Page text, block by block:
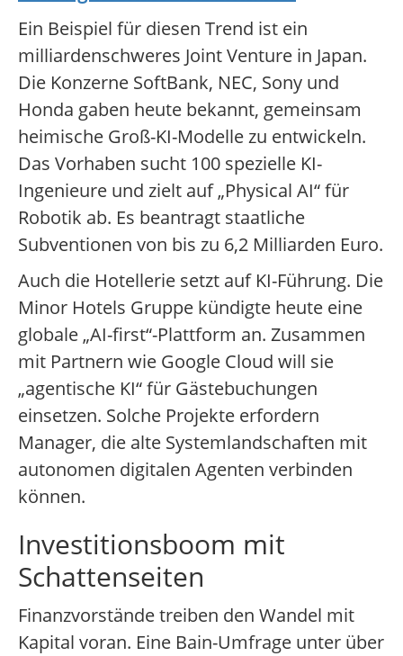
Ein Beispiel für diesen Trend ist ein
milliardenschweres Joint Venture in Japan.
Die Konzerne SoftBank, NEC, Sony und
Honda gaben heute bekannt, gemeinsam
heimische Groß-KI-Modelle zu entwickeln.
Das Vorhaben sucht 100 spezielle KI-
Ingenieure und zielt auf „Physical AI“ für
Robotik ab. Es beantragt staatliche
Subventionen von bis zu 6,2 Milliarden Euro.
Auch die Hotellerie setzt auf KI-Führung. Die
Minor Hotels Gruppe kündigte heute eine
globale „AI-first“-Plattform an. Zusammen
mit Partnern wie Google Cloud will sie
„agentische KI“ für Gästebuchungen
einsetzen. Solche Projekte erfordern
Manager, die alte Systemlandschaften mit
autonomen digitalen Agenten verbinden
können.
Investitionsboom mit
Schattenseiten
Finanzvorstände treiben den Wandel mit
Kapital voran. Eine Bain-Umfrage unter über